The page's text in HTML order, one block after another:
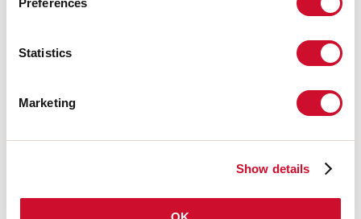
Preferences
Statistics
Marketing
Show details
CE-ZERTIFIZIERUNGEN
DATENBLATT